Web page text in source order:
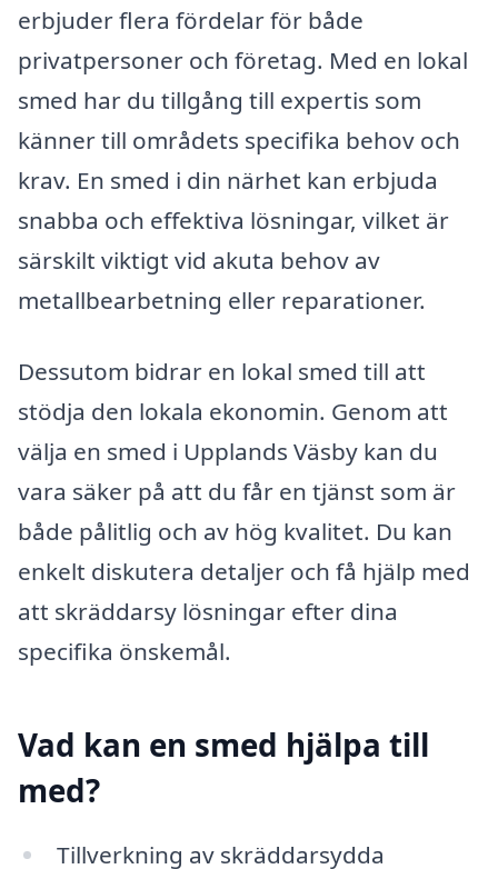
erbjuder flera fördelar för både
privatpersoner och företag. Med en lokal
smed har du tillgång till expertis som
känner till områdets specifika behov och
krav. En smed i din närhet kan erbjuda
snabba och effektiva lösningar, vilket är
särskilt viktigt vid akuta behov av
metallbearbetning eller reparationer.
Dessutom bidrar en lokal smed till att
stödja den lokala ekonomin. Genom att
välja en smed i Upplands Väsby kan du
vara säker på att du får en tjänst som är
både pålitlig och av hög kvalitet. Du kan
enkelt diskutera detaljer och få hjälp med
att skräddarsy lösningar efter dina
specifika önskemål.
Vad kan en smed hjälpa till
med?
Tillverkning av skräddarsydda